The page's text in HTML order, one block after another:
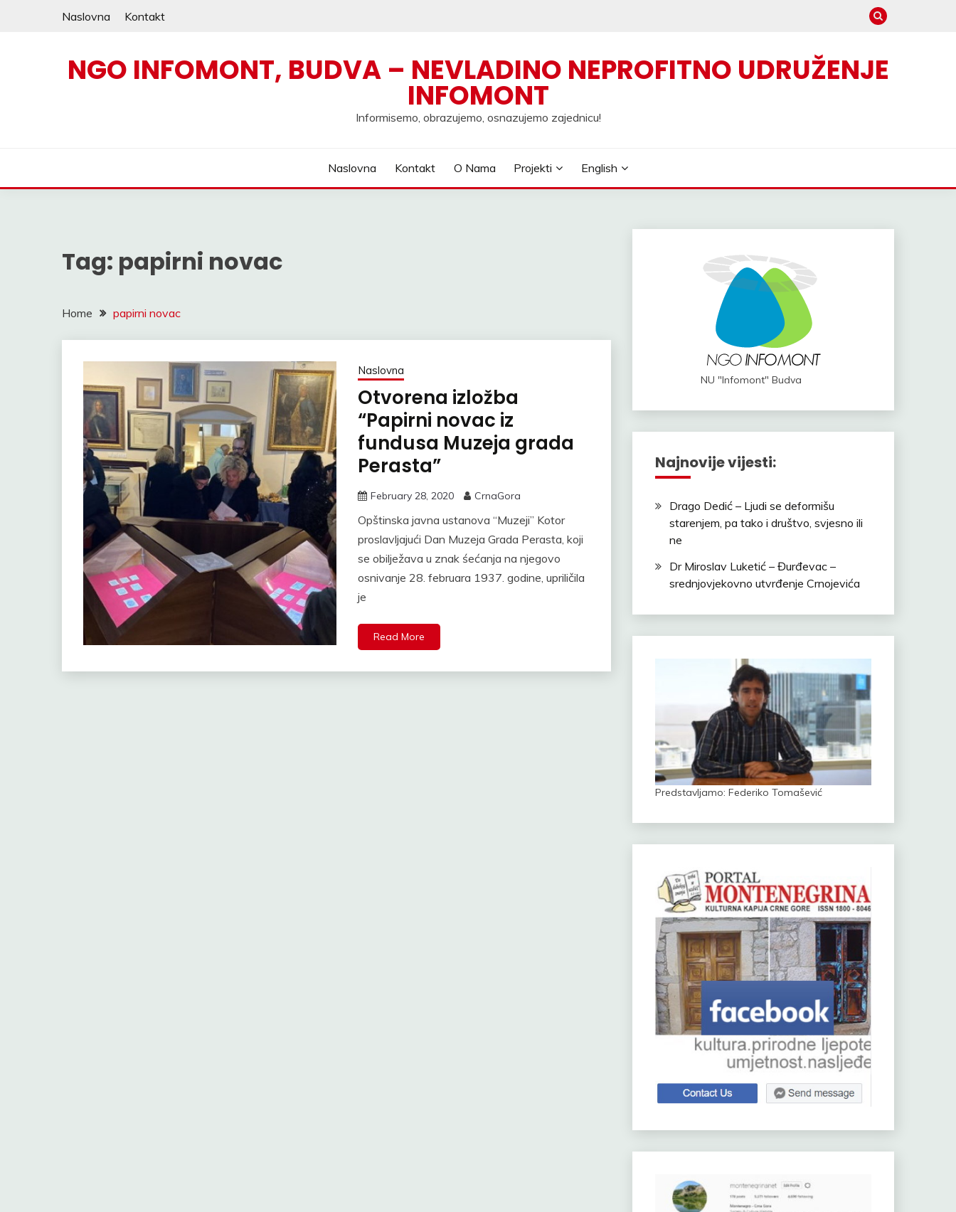
Naslovna Kontakt
NGO INFOMONT, BUDVA – NEVLADINO NEPROFITNO UDRUŽENJE
INFOMONT
Informisemo, obrazujemo, osnazujemo zajednicu!
Naslovna Kontakt O Nama Projekti English
Tag: papirni novac
Home papirni novac
Naslovna
Otvorena izložba
“Papirni novac iz
fundusa Muzeja grada
Perasta”
February 28, 2020 CrnaGora
Opštinska javna ustanova “Muzeji” Kotor
proslavljajući Dan Muzeja Grada Perasta, koji
se obilježava u znak śećanja na njegovo
osnivanje 28. februara 1937. godine, upriličila
je
Read More
NU "Infomont" Budva
Najnovije vijesti:
Drago Dedić – Ljudi se deformišu
starenjem, pa tako i društvo, svjesno ili
ne
Dr Miroslav Luketić – Đurđevac –
srednjovjekovno utvrđenje Crnojevića
Predstavljamo: Federiko Tomašević